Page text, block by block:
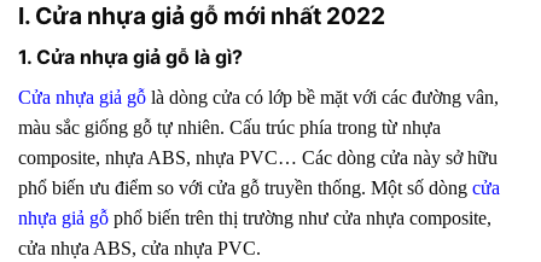
I. Cửa nhựa giả gỗ mới nhất 2022
1. Cửa nhựa giả gỗ là gì?
Cửa nhựa giả gỗ là dòng cửa có lớp bề mặt với các đường vân,
màu sắc giống gỗ tự nhiên. Cấu trúc phía trong từ nhựa
composite, nhựa ABS, nhựa PVC… Các dòng cửa này sở hữu
phổ biến ưu điểm so với cửa gỗ truyền thống. Một số dòng cửa
nhựa giả gỗ phổ biến trên thị trường như cửa nhựa composite,
cửa nhựa ABS, cửa nhựa PVC.